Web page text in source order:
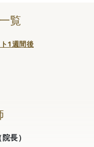
覧
1週間後
長）